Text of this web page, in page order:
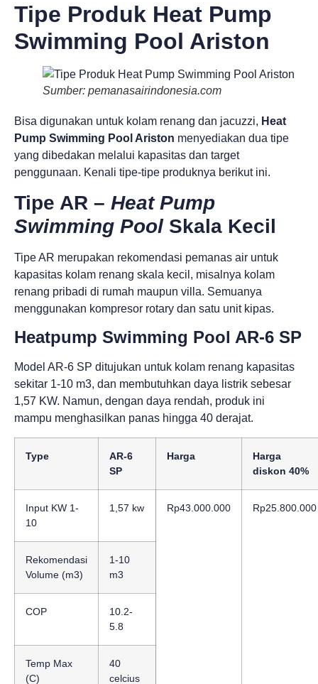
Tipe Produk Heat Pump
Swimming Pool Ariston
Sumber: pemanasairindonesia.com
Bisa digunakan untuk kolam renang dan jacuzzi, Heat
Pump Swimming Pool Ariston menyediakan dua tipe
yang dibedakan melalui kapasitas dan target
penggunaan. Kenali tipe-tipe produknya berikut ini.
Tipe AR – Heat Pump
Swimming PoolSkala Kecil
Tipe AR merupakan rekomendasi pemanas air untuk
kapasitas kolam renang skala kecil, misalnya kolam
renang pribadi di rumah maupun villa. Semuanya
menggunakan kompresor rotary dan satu unit kipas.
Heatpump Swimming Pool AR‐6 SP
Model AR-6 SP ditujukan untuk kolam renang kapasitas
sekitar 1-10 m3, dan membutuhkan daya listrik sebesar
1,57 KW. Namun, dengan daya rendah, produk ini
mampu menghasilkan panas hingga 40 derajat.
Type
AR-6
SP
Harga
Harga
diskon 40%
Input KW 1-
10
1,57 kw Rp43.000.000 Rp25.800.000
Rekomendasi
Volume (m3)
1-10
m3
COP
10.2-
5.8
Temp Max
(C)
40
celcius